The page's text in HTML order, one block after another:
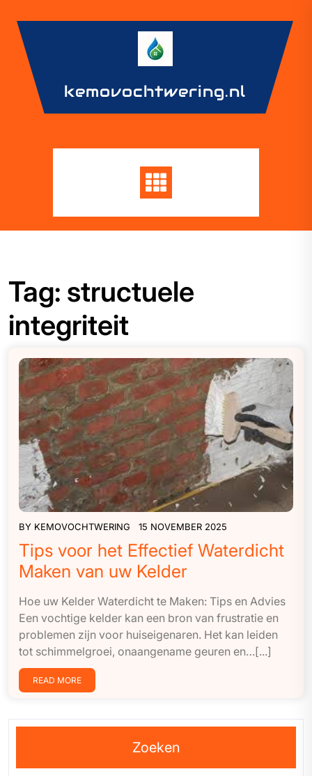
content
kemovochtwering.nl
Tag: structuele
integriteit
BY KEMOVOCHTWERING 15 NOVEMBER 2025
Tips voor het Effectief Waterdicht
Maken van uw Kelder
Hoe uw Kelder Waterdicht te Maken: Tips en Advies
Een vochtige kelder kan een bron van frustratie en
problemen zijn voor huiseigenaren. Het kan leiden
tot schimmelgroei, onaangename geuren en…[...]
READ MORE
Zoeken